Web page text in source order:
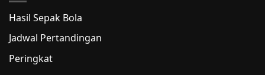
Hasil Sepak Bola
Jadwal Pertandingan
Peringkat